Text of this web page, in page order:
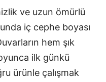
ve uzun ömürlü
iç cephe boyası
hem şık
ilk günkü
ürünle çalışmak